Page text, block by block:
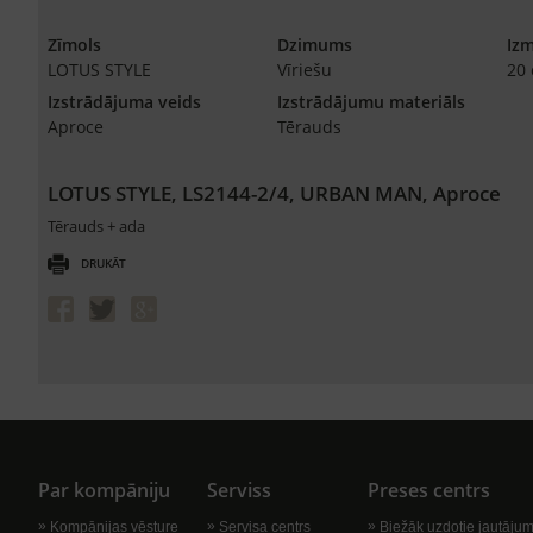
Zīmols
LOTUS STYLE
Dzimums
Vīriešu
20
Izstrādājuma veids
Aproce
Izstrādājumu materiāls
Tērauds
LOTUS STYLE, LS2144-2/4, URBAN MAN, Aproce
Tērauds + ada
DRUKĀT
Par kompāniju
Kompānijas vēsture
Serviss
Servisa centrs
Preses centrs
Biežāk uzdotie